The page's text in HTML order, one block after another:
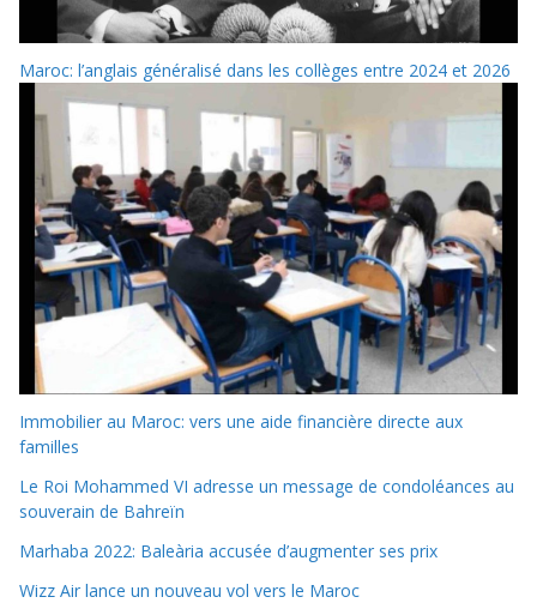
Maroc: l’anglais généralisé dans les collèges entre 2024 et 2026
Immobilier au Maroc: vers une aide financière directe aux
familles
Le Roi Mohammed VI adresse un message de condoléances au
souverain de Bahreïn
Marhaba 2022: Baleària accusée d’augmenter ses prix
Wizz Air lance un nouveau vol vers le Maroc